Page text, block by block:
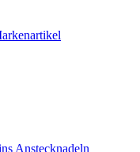
Anstecknadeln